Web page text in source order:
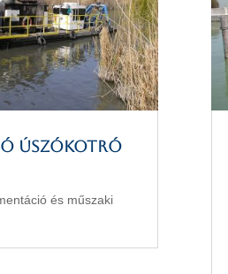
úszókotró
és műszaki